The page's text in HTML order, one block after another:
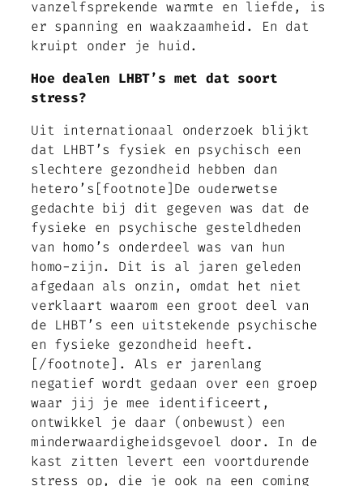
vanzelfsprekende warmte en liefde, is
er spanning en waakzaamheid. En dat
kruipt onder je huid.
Hoe dealen LHBT’s met dat soort
stress?
Uit internationaal onderzoek blijkt
dat LHBT’s fysiek en psychisch een
slechtere gezondheid hebben dan
hetero’s[footnote]De ouderwetse
gedachte bij dit gegeven was dat de
fysieke en psychische gesteldheden
van homo’s onderdeel was van hun
homo-zijn. Dit is al jaren geleden
afgedaan als onzin, omdat het niet
verklaart waarom een groot deel van
de LHBT’s een uitstekende psychische
en fysieke gezondheid heeft.
[/footnote]. Als er jarenlang
negatief wordt gedaan over een groep
waar jij je mee identificeert,
ontwikkel je daar (onbewust) een
minderwaardigheidsgevoel door. In de
kast zitten levert een voortdurende
stress op, die je ook na een coming